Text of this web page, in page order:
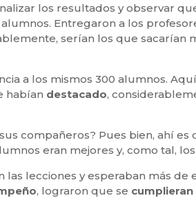
los resultados y observar
Entregaron a los
serían los que sacarían
a los mismos 300 alumnos.
habían destacado,
compañeros? Pues bien, ahí es
eran mejores y, como tal,
lecciones y esperaban más de
, lograron que se